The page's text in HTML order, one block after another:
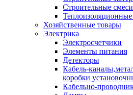
Строительные смеси
Хозяйственные товары
Электрика
Электросчетчики
Элементы питания
Детекторы
Кабель-
коробки
Кабельно-